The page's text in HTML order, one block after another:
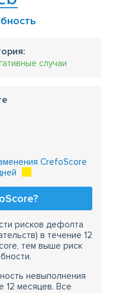
случаи
CrefoScore
рисков дефолта
в течение 12
тем выше риск
невыполнения
12 месяцев. Все